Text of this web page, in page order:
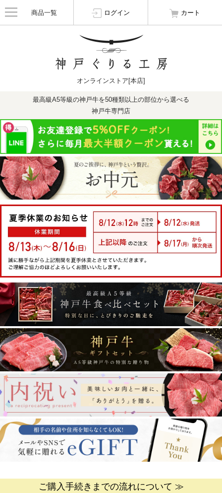
商品一覧 ログイン カート
オンラインストア[本店]
最高級A5等級の神戸牛を50種類以上の部位から選べる
神戸牛専門店
ご購入手続きまでの流れについて ≫